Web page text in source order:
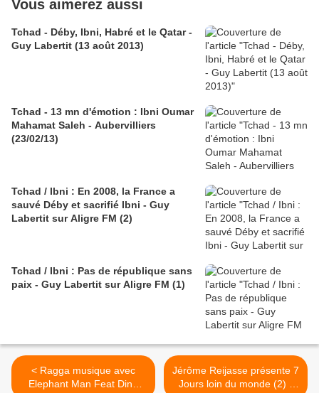
Vous aimerez aussi
Tchad - Déby, Ibni, Habré et le Qatar -
Guy Labertit (13 août 2013)
Tchad - 13 mn d'émotion : Ibni Oumar
Mahamat Saleh - Aubervilliers
(23/02/13)
Tchad / Ibni : En 2008, la France a
sauvé Déby et sacrifié Ibni - Guy
Labertit sur Aligre FM (2)
Tchad / Ibni : Pas de république sans
paix - Guy Labertit sur Aligre FM (1)
< Ragga musique avec
Elephant Man Feat Ding
Jérôme Reijasse présente 7
Jours loin du monde (2) -